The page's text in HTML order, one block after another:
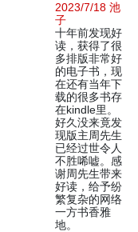
2023/7/18 池
子
十年前发现好
读，获得了很
多排版非常好
的电子书，现
在还有当年下
载的很多书存
在kindle里。
好久没来竟发
现版主周先生
已经过世令人
不胜唏嘘。感
谢周先生带来
好读，给予纷
繁复杂的网络
一方书香雅
地。